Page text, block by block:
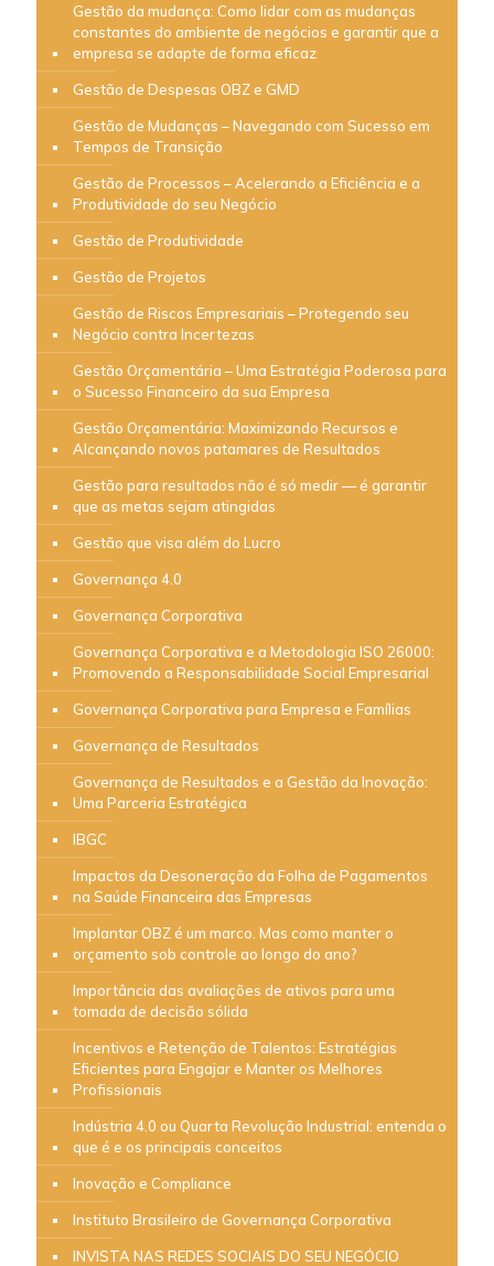
Gestão da mudança: Como lidar com as mudanças
constantes do ambiente de negócios e garantir que a
empresa se adapte de forma eficaz
Gestão de Despesas OBZ e GMD
Gestão de Mudanças – Navegando com Sucesso em
Tempos de Transição
Gestão de Processos – Acelerando a Eficiência e a
Produtividade do seu Negócio
Gestão de Produtividade
Gestão de Projetos
Gestão de Riscos Empresariais – Protegendo seu
Negócio contra Incertezas
Gestão Orçamentária – Uma Estratégia Poderosa para
o Sucesso Financeiro da sua Empresa
Gestão Orçamentária: Maximizando Recursos e
Alcançando novos patamares de Resultados
Gestão para resultados não é só medir — é garantir
que as metas sejam atingidas
Gestão que visa além do Lucro
Governança 4.0
Governança Corporativa
Governança Corporativa e a Metodologia ISO 26000:
Promovendo a Responsabilidade Social Empresarial
Governança Corporativa para Empresa e Famílias
Governança de Resultados
Governança de Resultados e a Gestão da Inovação:
Uma Parceria Estratégica
IBGC
Impactos da Desoneração da Folha de Pagamentos
na Saúde Financeira das Empresas
Implantar OBZ é um marco. Mas como manter o
orçamento sob controle ao longo do ano?
Importância das avaliações de ativos para uma
tomada de decisão sólida
Incentivos e Retenção de Talentos: Estratégias
Eficientes para Engajar e Manter os Melhores
Profissionais
Indústria 4.0 ou Quarta Revolução Industrial: entenda o
que é e os principais conceitos
Inovação e Compliance
Instituto Brasileiro de Governança Corporativa
INVISTA NAS REDES SOCIAIS DO SEU NEGÓCIO